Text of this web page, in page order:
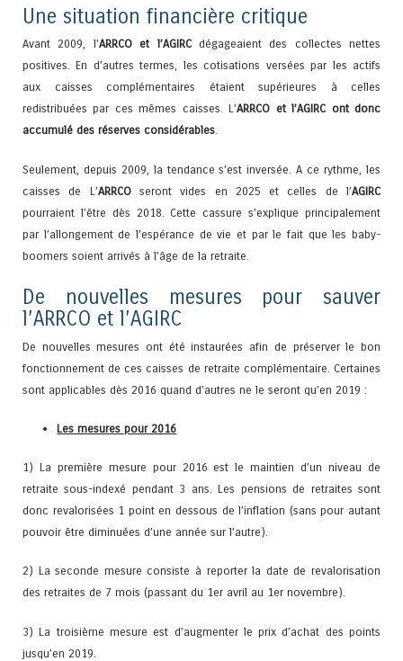
Une situation financière critique
Avant 2009, l’ARRCO et l’AGIRCdégageaient des collectes nettes
positives. En d’autres termes, les cotisations versées par les actifs
aux caisses complémentaires étaient supérieures à celles
redistribuées par ces mêmes caisses. L’ARRCO et l’AGIRC ont donc
accumulé des réserves considérables.
Seulement, depuis 2009, la tendance s’est inversée. A ce rythme, les
caisses de L’ARRCOseront vides en 2025 et celles de l’AGIRC
pourraient l’être dès 2018. Cette cassure s’explique principalement
par l’allongement de l’espérance de vie et par le fait que les baby-
boomers soient arrivés à l’âge de la retraite.
De nouvelles mesures pour sauver
l’ARRCO et l’AGIRC
De nouvelles mesures ont été instaurées afin de préserver le bon
fonctionnement de ces caisses de retraite complémentaire. Certaines
sont applicables dès 2016 quand d’autres ne le seront qu’en 2019 :
Les mesures pour 2016
1) La première mesure pour 2016 est le maintien d’un niveau de
retraite sous-indexé pendant 3 ans. Les pensions de retraites sont
donc revalorisées 1 point en dessous de l’inflation (sans pour autant
pouvoir être diminuées d’une année sur l’autre).
2) La seconde mesure consiste à reporter la date de revalorisation
des retraites de 7 mois (passant du 1er avril au 1er novembre).
3) La troisième mesure est d’augmenter le prix d’achat des points
jusqu’en 2019.